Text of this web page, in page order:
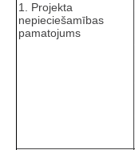
1. Projekta
nepieciešamības
pamatojums